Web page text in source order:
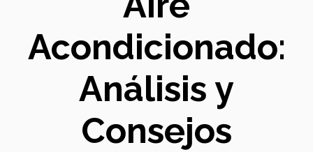
Acondicionado:
Análisis y
Consejos